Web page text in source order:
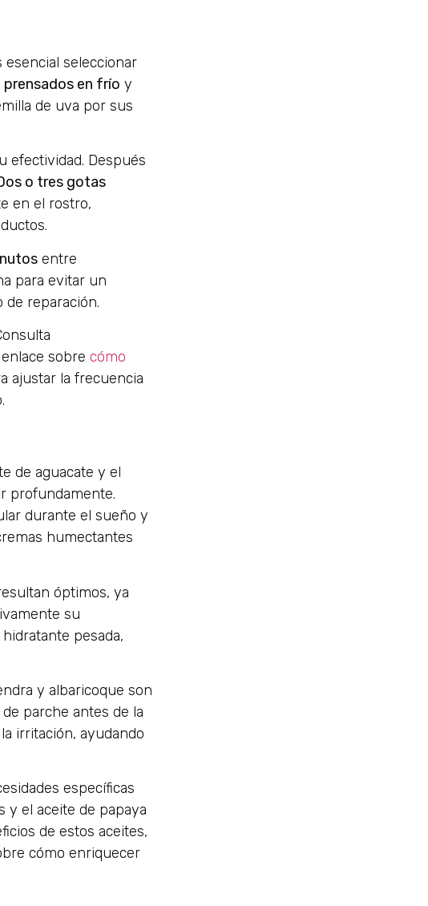
seleccionar
prensados en frío y
de uva por sus
efectividad. Después
o tres gotas
en el rostro,
entre
para evitar un
de reparación.
sobre cómo
ajustar la frecuencia
de aguacate y el
profundamente.
durante el sueño y
humectantes
óptimos, ya
su
pesada,
y albaricoque son
parche antes de la
irritación, ayudando
específicas
y el aceite de papaya
de estos aceites,
cómo enriquecer